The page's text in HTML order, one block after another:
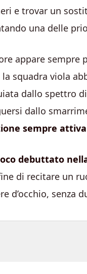
e trovar un
una delle
appare sempre
squadra viola
dallo spettro
dallo
sempre attiva
debuttato
di recitare un
d’occhio, senza